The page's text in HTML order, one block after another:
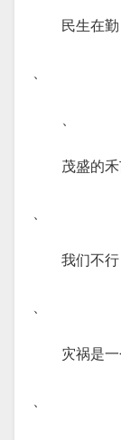
民生在
、
、
茂盛的
、
我们不
、
灾祸是
、